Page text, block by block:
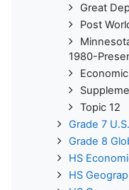
Great
Post
1980-
Topic 12
Grade 7
Grade 8
HS
HS